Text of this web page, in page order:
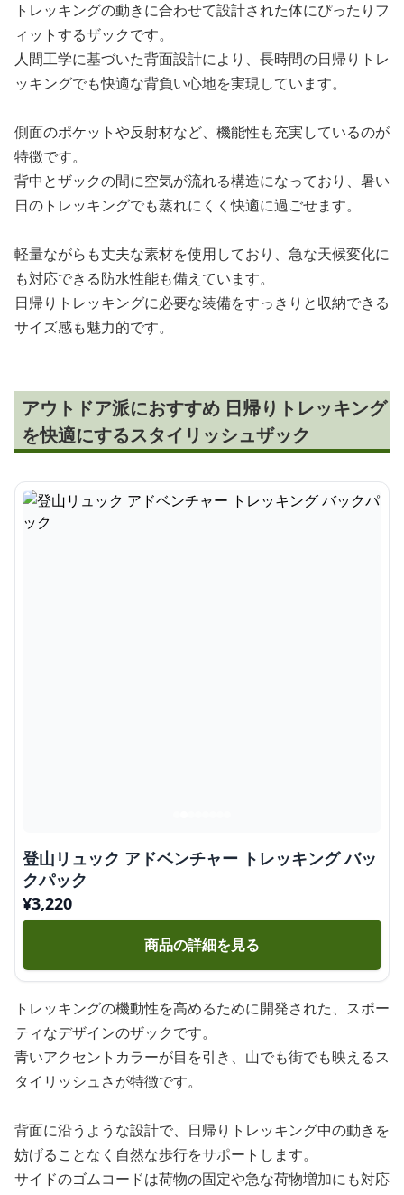
トレッキングの動きに合わせて設計された体にぴったりフ
ィットするザックです。
人間工学に基づいた背面設計により、長時間の日帰りトレ
ッキングでも快適な背負い心地を実現しています。
側面のポケットや反射材など、機能性も充実しているのが
特徴です。
背中とザックの間に空気が流れる構造になっており、暑い
日のトレッキングでも蒸れにくく快適に過ごせます。
軽量ながらも丈夫な素材を使用しており、急な天候変化に
も対応できる防水性能も備えています。
日帰りトレッキングに必要な装備をすっきりと収納できる
サイズ感も魅力的です。
アウトドア派におすすめ 日帰りトレッキング
を快適にするスタイリッシュザック
登山リュック アドベンチャー トレッキング バッ
クパック
¥3,220
商品の詳細を見る
トレッキングの機動性を高めるために開発された、スポー
ティなデザインのザックです。
青いアクセントカラーが目を引き、山でも街でも映えるス
タイリッシュさが特徴です。
背面に沿うような設計で、日帰りトレッキング中の動きを
妨げることなく自然な歩行をサポートします。
サイドのゴムコードは荷物の固定や急な荷物増加にも対応